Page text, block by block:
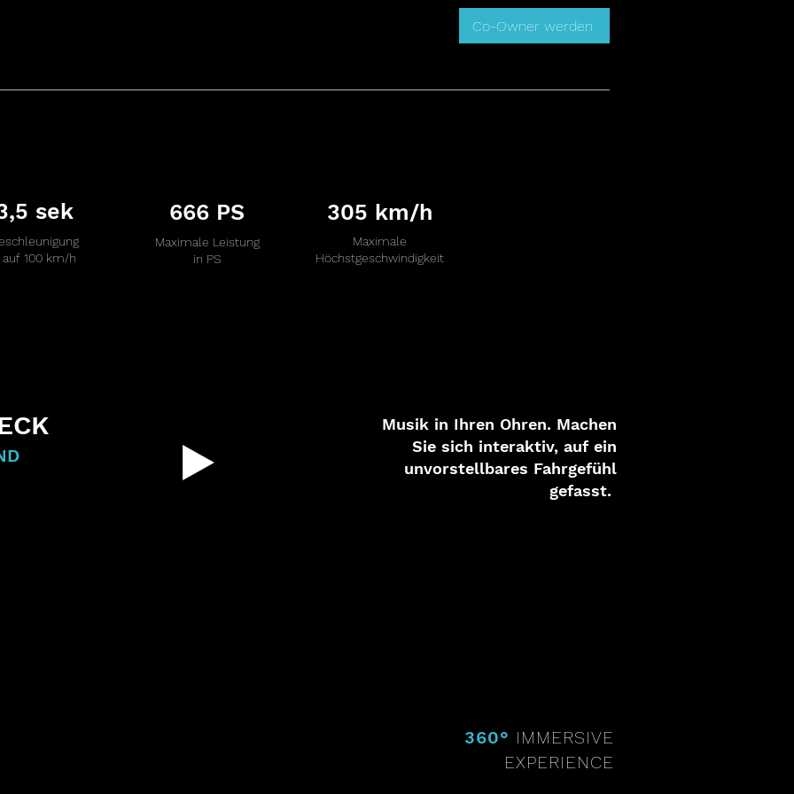
Co-Owner werden
sek
auf 100 km/h
666 PS
Maximale Leistung
in PS
305 km/h
Maximale
Höchstgeschwindigkeit
Musik in Ihren Ohren. Machen
Sie sich interaktiv, auf ein
unvorstellbares Fahrgefühl
gefasst.
360° IMMERSIVE
EXPERIENCE